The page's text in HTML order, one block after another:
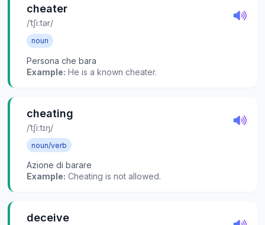
cheater
/ˈtʃiːtər/
noun
Persona che bara
Example: He is a known cheater.
cheating
/ˈtʃiːtɪŋ/
noun/verb
Azione di barare
Example: Cheating is not allowed.
deceive